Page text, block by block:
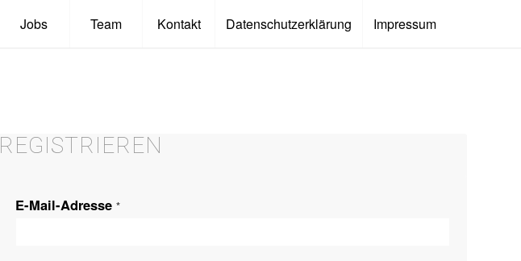
Jobs Team Kontakt Datenschutzerklärung Impressum
REGISTRIEREN
E-Mail-Adresse*